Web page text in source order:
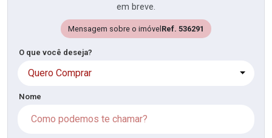
em breve.
Mensagem sobre o imóvel Ref. 536291
O que você deseja?
Quero Comprar
Nome